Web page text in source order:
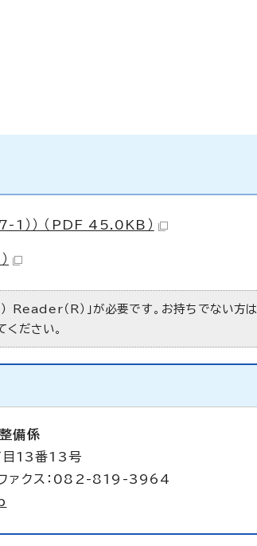
1）） （PDF 45.0KB）
Reader（R）」が必要です。お持ちでない方は
ください。
備係
13番13号
ァクス：082-819-3964